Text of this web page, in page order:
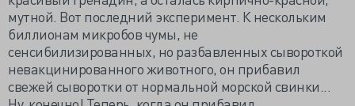
мутной. Вот последний эксперимент. К нескольким
биллионам микробов чумы, не
сенсибилизированных, но разбавленных сывороткой
невакцинированного животного, он прибавил
свежей сыворотки от нормальной морской свинки...